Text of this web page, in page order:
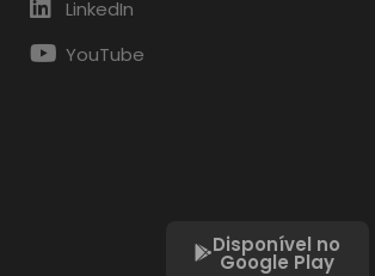
LinkedIn
YouTube
Disponível no
Google Play